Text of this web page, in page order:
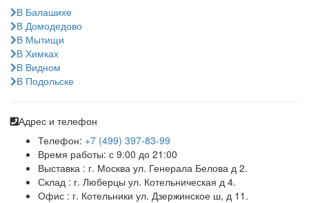
В Балашихе
В Домодедово
В Мытищи
В Химках
В Видном
В Подольске
Адрес и телефон
Телефон: +7 (499) 397-83-99
Время работы: с 9:00 до 21:00
Выставка : г. Москва ул. Генерала Белова д 2.
Склад : г. Люберцы ул. Котельническая д 4.
Офис : г. Котельники ул. Дзержинское ш, д 11.